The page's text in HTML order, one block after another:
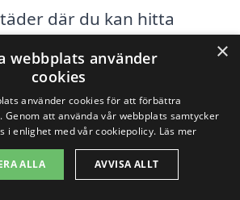
där du kan hitta
för bergvärme är:
×
webbplats använder
cookies
använder cookies för att förbättra
Genom att använda vår webbplats samtycker
i enlighet med vår cookiepolicy. Läs mer
ALLA AVVISA ALLT